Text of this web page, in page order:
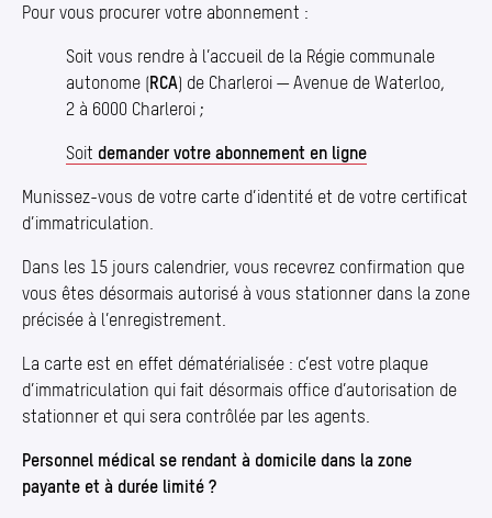
Pour vous procurer votre abonnement :
Soit vous rendre à l’accueil de la Régie communale
autonome (RCA) de Charleroi — Avenue de Waterloo,
2 à 6000 Charleroi ;
Soit demander votre abonnement en ligne
Munissez-vous de votre carte d’identité et de votre certificat
d’immatriculation.
Dans les 15 jours calendrier, vous recevrez confirmation que
vous êtes désormais autorisé à vous stationner dans la zone
précisée à l’enregistrement.
La carte est en effet dématérialisée : c’est votre plaque
d’immatriculation qui fait désormais office d’autorisation de
stationner et qui sera contrôlée par les agents.
Personnel médical se rendant à domicile dans la zone
payante et à durée limité ?